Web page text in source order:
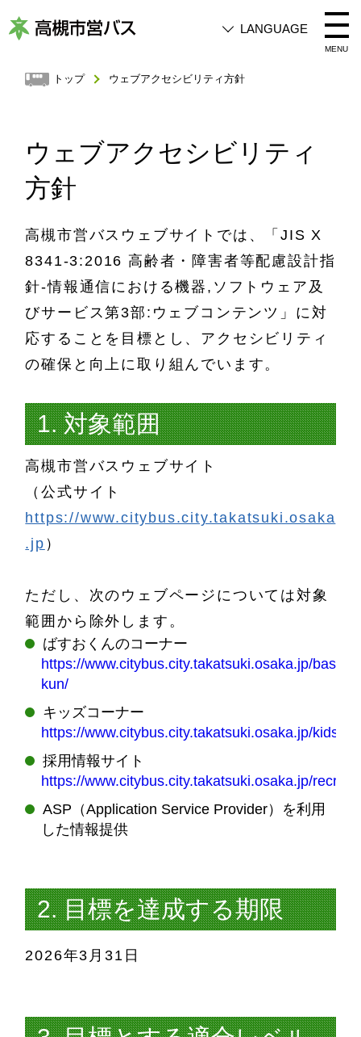
槻
バ
LANGUAGE
MENU
トップ ウェブアクセシビリティ方針
ウェブアクセシビリティ
方針
高槻市営バスウェブサイトでは、「JIS X
8341‐3:2016 高齢者・障害者等配慮設計指
針-情報通信における機器,ソフトウェア及
びサービス第3部:ウェブコンテンツ」に対
応することを目標とし、アクセシビリティ
の確保と向上に取り組んでいます。
1. 対象範囲
高槻市営バスウェブサイト
（公式サイト
https://www.citybus.city.takatsuki.osaka
.jp ）
ただし、次のウェブページについては対象
範囲から除外します。
ばすおくんのコーナー
https://www.citybus.city.takatsuki.osaka.jp/basuo-
kun/
キッズコーナー
https://www.citybus.city.takatsuki.osaka.jp/kids/
採用情報サイト
https://www.citybus.city.takatsuki.osaka.jp/recruit/
ASP（Application Service Provider）を利用
した情報提供
2. 目標を達成する期限
2026年3月31日